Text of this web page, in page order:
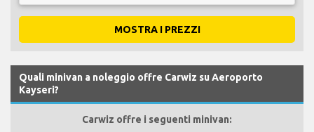
MOSTRA I PREZZI
Quali minivan a noleggio offre Carwiz su Aeroporto
Kayseri?
Carwiz offre i seguenti minivan: